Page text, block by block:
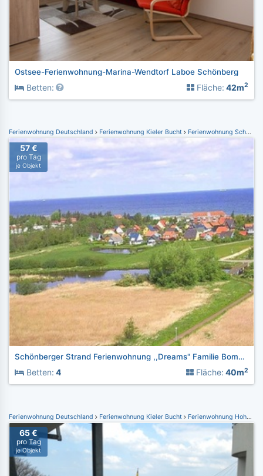
Ostsee-Ferienwohnung-Marina-Wendtorf Laboe Schönberg
Betten: Fläche: 42m2
Ferienwohnung Deutschland Ferienwohnung Kieler Bucht Ferienwohnung Schönberger Strand
57 €
pro Tag
je Objekt
Schönberger Strand Ferienwohnung ,,Dreams" Familie Bomkamp
Betten: 4 Fläche: 40m2
Ferienwohnung Deutschland Ferienwohnung Kieler Bucht Ferienwohnung Hohwacht
65 €
pro Tag
je Objekt